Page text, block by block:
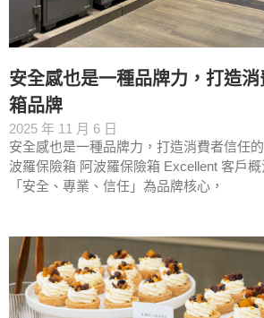
安全感也是一種品牌力，打造
箱品牌
2025 年 11 月 6 日
安全感也是一種品牌力，打造消費者信任
波羅保險箱 阿波羅保險箱 Excellent 客戶
「安全、專業、信任」為品牌核心，